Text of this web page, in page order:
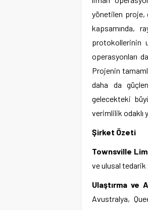
yönetilen proje,
kapsamında,
protokollerinin
operasyonları
Projenin
daha da
gelecekteki
verimlilik odaklı
Şirket Özeti
Townsville
ve ulusal tedarik
Ulaştırma ve
Avustralya,